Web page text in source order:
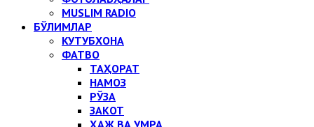
MUSLIM RADIO
БЎЛИМЛАР
КУТУБХОНА
ФАТВО
ТАҲОРАТ
НАМОЗ
РЎЗА
ЗАКОТ
ҲАЖ ВА УМРА